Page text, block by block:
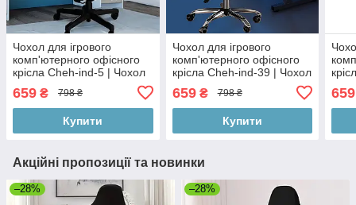
Чохол для ігрового
комп'ютерного офісного
крісла Cheh-ind-5 | Чохол
офісне крісло | комплект 4
елементи
659 ₴ 798 ₴
Купити
Чохол для ігрового
комп'ютерного офісного
крісла Cheh-ind-39 | Чохол
офісне крісло | комплект 4
елементи
659₴ 798 ₴
Купити
659
Акційні пропозиції та новинки
–28% –28%